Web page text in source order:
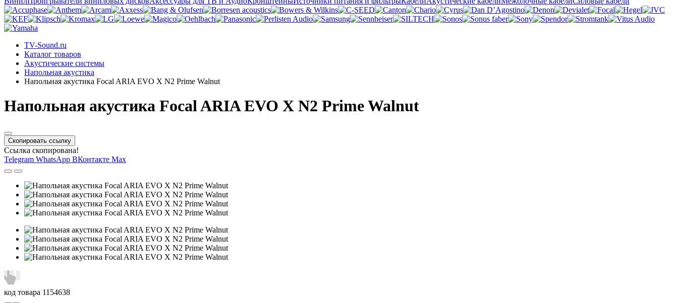
TV-Sound.ru
Каталог товаров
Акустические системы
Напольная акустика
Напольная акустика Focal ARIA EVO X N2 Prime Walnut
Напольная акустика Focal ARIA EVO X N2 Prime Walnut
Скопировать ссылку
Ссылка скопирована!
Telegram WhatsApp ВКонтакте Max
код товара 1154638